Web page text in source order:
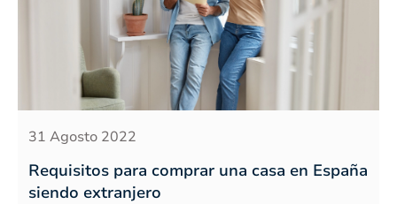
31 Agosto 2022
Requisitos para comprar una casa en España
siendo extranjero